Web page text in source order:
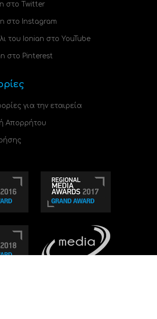
στο Twitter
στο Instagram
του Ionian στο YouTube
στο Pinterest
για την εταιρεία
Απορρήτου